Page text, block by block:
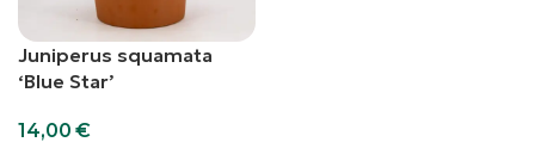
Juniperus squamata
‘Blue Star’
14,00 €